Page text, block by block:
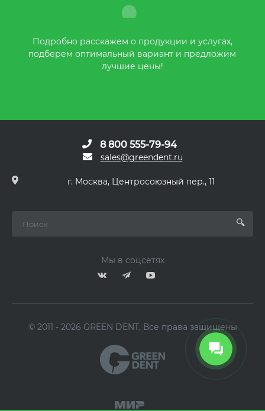
Подробно расскажем о продукции и услугах,
подберем оптимальный вариант и предложим
лучшие цены!
8 800 555-79-94
sales@greendent.ru
г. Москва, Центросоюзный пер., 11
Мы в соцсетях
© 2011 - 2026 GREEN DENT, Все права защищены